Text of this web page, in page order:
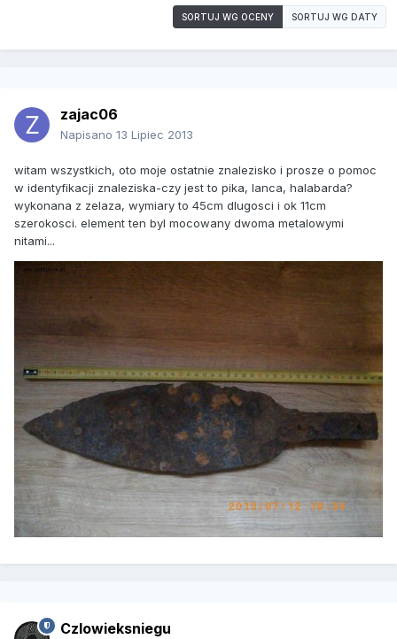
SORTUJ WG OCENY SORTUJ WG DATY
zajac06
Napisano 13 Lipiec 2013
witam wszystkich, oto moje ostatnie znalezisko i prosze o pomoc
w identyfikacji znaleziska-czy jest to pika, lanca, halabarda?
wykonana z zelaza, wymiary to 45cm dlugosci i ok 11cm
szerokosci. element ten byl mocowany dwoma metalowymi
nitami...
Czlowieksniegu